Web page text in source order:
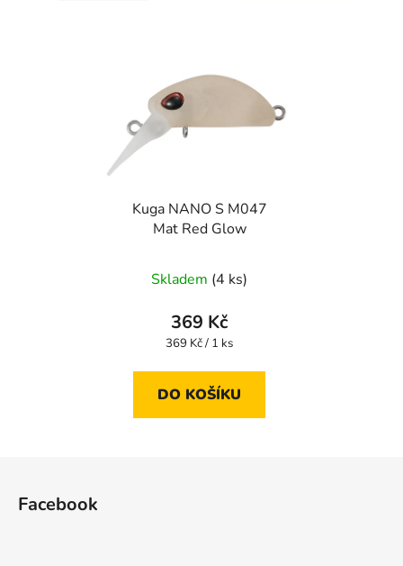
Kuga NANO S M047
Mat Red Glow
Skladem (4 ks)
369 Kč
Měrná
369 Kč / 1 ks
DO KOŠÍKU
Facebook